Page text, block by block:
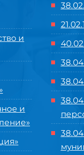
и
и